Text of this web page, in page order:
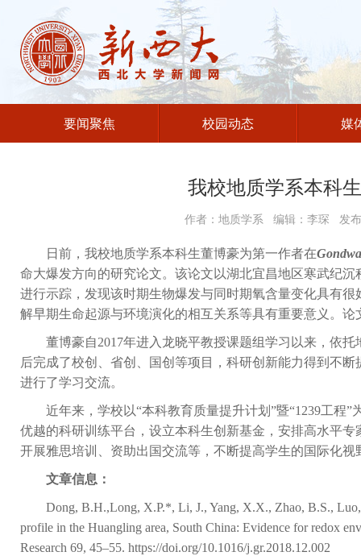
要闻聚焦 校园动态 媒
我校地质学系本科
作者：地质学系 编辑：李琛 发
日前，我校地质学系本科生董博豪为第一作者在
命大爆发方向的研究论文。该论文以湖北宜昌地区寒武纪
进行示踪，发现该时期生物爆发与同时期氧含量变化具有
解早期生命起源与环境演化的相互关系等具有重要意义。
董博豪自2017年进入龙晓平教授课题组学习以来，依
后完成了校创、省创、国创等项目，科研创新能力得到不断
进行了学习交流。
近年来，学校以“本科教育质量提升计划”暨“1239工程”
优越的科研训练平台，设立本科生创新基金，安排高水平
开展雅思培训、资助出国交流等，不断提高学生的国际化视
文章信息：
Dong, B.H.,Long, X.P.*, Li, J., Yang, X.X., Zhao, B.S.,
profile in the Huangling area, South China: Evidence for redox
Research 69, 45–55. https://doi.org/10.1016/j.gr.2018.12.002